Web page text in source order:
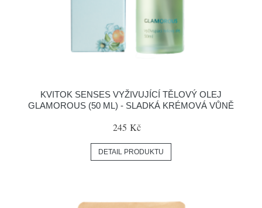
KVITOK SENSES VYŽIVUJÍCÍ TĚLOVÝ OLEJ
GLAMOROUS (50 ML) - SLADKÁ KRÉMOVÁ VŮNĚ
245 Kč
DETAIL PRODUKTU